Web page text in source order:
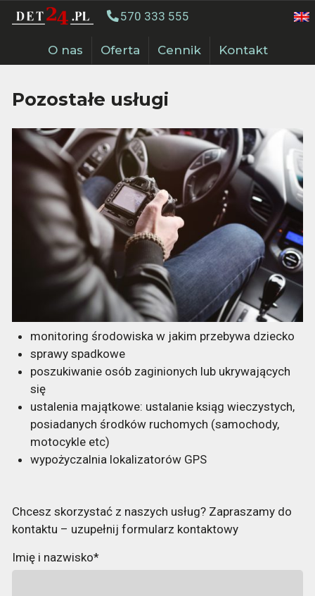
570 333 555
O nas Oferta Cennik Kontakt
Pozostałe usługi
monitoring środowiska w jakim przebywa dziecko
sprawy spadkowe
poszukiwanie osób zaginionych lub ukrywających
się
ustalenia majątkowe: ustalanie ksiąg wieczystych,
posiadanych środków ruchomych (samochody,
motocykle etc)
wypożyczalnia lokalizatorów GPS
Chcesz skorzystać z naszych usług? Zapraszamy do
kontaktu – uzupełnij formularz kontaktowy
Imię i nazwisko*